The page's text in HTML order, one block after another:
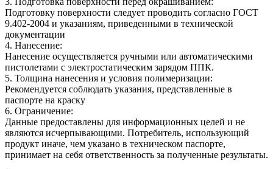
Подготовку поверхности следует проводить согласно ГОСТ
9.402-2004 и указаниям, приведенными в технической
документации
4. Нанесение:
Нанесение осуществляется ручными или автоматическими
пистолетами с электростатическим зарядом ППК.
5. Толщина нанесения и условия полимеризации:
Рекомендуется соблюдать указания, представленные в
паспорте на краску
6. Ограничение:
Данные предоставлены для информационных целей и не
являются исчерпывающими. Потребитель, использующий
продукт иначе, чем указано в техническом паспорте,
принимает на себя ответственность за полученные результаты.